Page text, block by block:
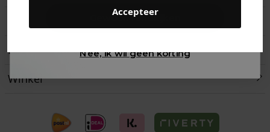
Accepteer
Verzend- en retourinformatie
Laat je inspireren
Winkel
Gewoon rondkijken
Nee, ik wil geen korting